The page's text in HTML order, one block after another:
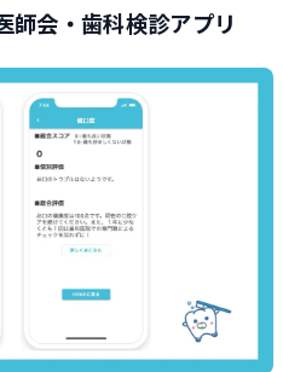
会・歯科検診アプリ